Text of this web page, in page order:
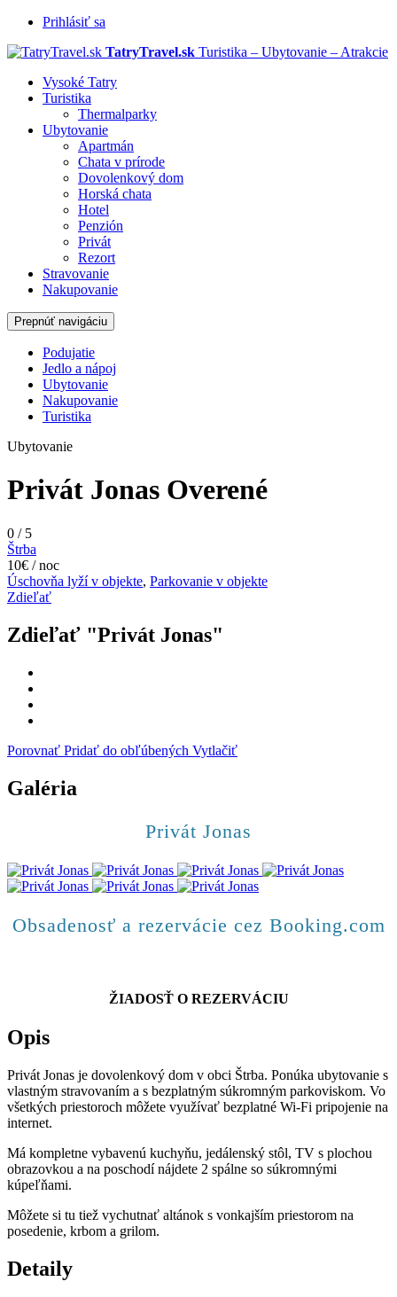
Prihlásiť sa
TatryTravel.sk Turistika – Ubytovanie – Atrakcie
Vysoké Tatry
Turistika
Thermalparky
Ubytovanie
Apartmán
Chata v prírode
Dovolenkový dom
Horská chata
Hotel
Penzión
Privát
Rezort
Stravovanie
Nakupovanie
Prepnúť navigáciu
Podujatie
Jedlo a nápoj
Ubytovanie
Nakupovanie
Turistika
Ubytovanie
Privát Jonas Overené
0 /5
Štrba
10€ / noc
Úschovňa lyží v objekte, Parkovanie v objekte
Zdieľať
Zdieľať "Privát Jonas"
Porovnať Pridať do obľúbených Vytlačiť
Galéria
Privát Jonas
Obsadenosť a rezervácie cez Booking.com
ŽIADOSŤ O REZERVÁCIU
Opis
Privát Jonas je dovolenkový dom v obci Štrba. Ponúka ubytovanie s
vlastným stravovaním a s bezplatným súkromným parkoviskom. Vo
všetkých priestoroch môžete využívať bezplatné Wi-Fi pripojenie na
internet.
Má kompletne vybavenú kuchyňu, jedálenský stôl, TV s plochou
obrazovkou a na poschodí nájdete 2 spálne so súkromnými
kúpeľňami.
Môžete si tu tiež vychutnať altánok s vonkajším priestorom na
posedenie, krbom a grilom.
Detaily